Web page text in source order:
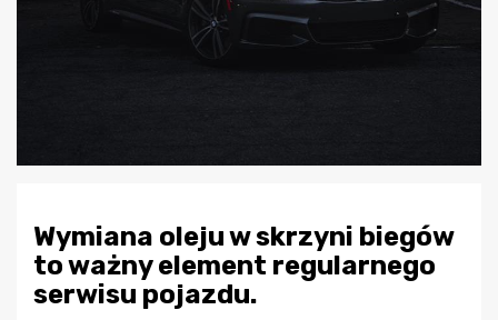
Wymiana oleju w skrzyni biegów
to ważny element regularnego
serwisu pojazdu.